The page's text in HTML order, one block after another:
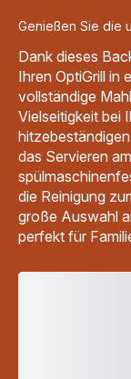
Genießen Sie die
Dank dieses
Ihren OptiGrill in
vollständige
Vielseitigkeit bei
das Servieren
die Reinigung
große Auswahl
perfekt für